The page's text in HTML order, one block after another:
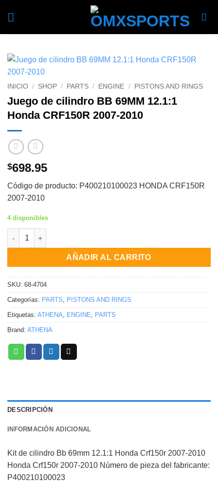
INICIO / SHOP / PARTS / ENGINE / PISTONS AND RINGS
Juego de cilindro BB 69MM 12.1:1
Honda CRF150R 2007-2010
$698.95
Código de producto: P400210100023 HONDA CRF150R
2007-2010
4 disponibles
Juego de cilindro BB 69MM 12.1:1 Honda CRF150R 2007-2010
AÑADIR AL CARRITO
SKU: 68-4704
Categorías: PARTS PISTONS AND RINGS
Etiquetas: ATHENA ENGINE PARTS
Brand: ATHENA
DESCRIPCIÓN
INFORMACIÓN ADICIONAL
Kit de cilindro Bb 69mm 12.1:1 Honda Crf150r 2007-2010
Honda Crf150r 2007-2010 Número de pieza del fabricante:
P400210100023